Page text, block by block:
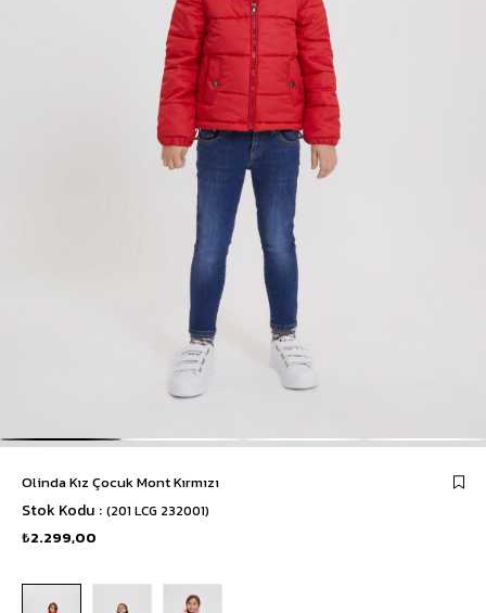
Olinda Kız Çocuk Mont Kırmızı
Stok Kodu (201 LCG 232001)
₺2.299,00